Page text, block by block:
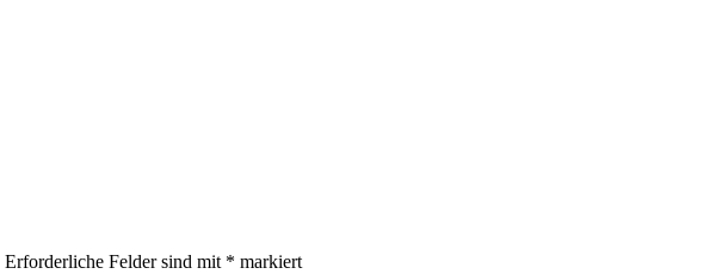
Erforderliche Felder sind mit * markiert